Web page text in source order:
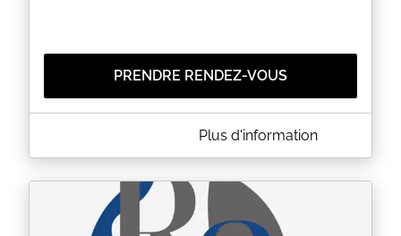
PRENDRE RENDEZ-VOUS
A PROPOS DE CRYOTERA LE MANS
Découvrez nos prestations de Bien-Etre avec la
froid, la Pressothérapie et la Cryolipolyse.
EN SAVOIR PLUS
Plus d'information